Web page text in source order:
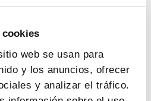
cookies
web se usan para
y los anuncios, ofrecer
y analizar el tráfico.
clínicos Farmaindustria
Pacientes